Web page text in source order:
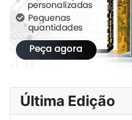
Última Edição